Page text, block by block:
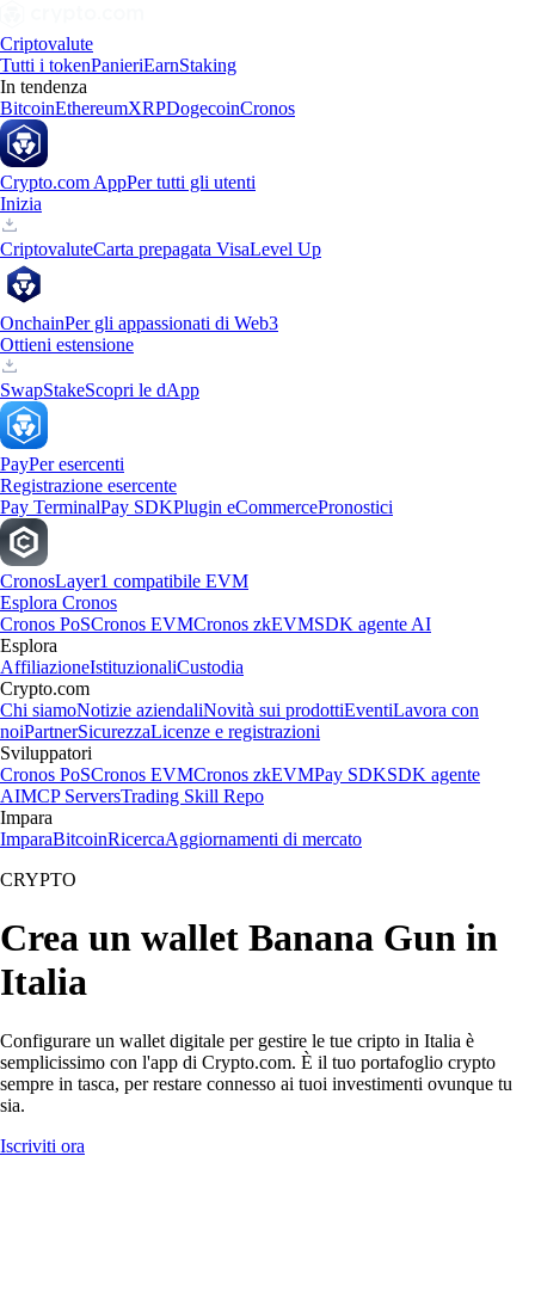
Criptovalute
Tutti i tokenPanieriEarnStaking
In tendenza
BitcoinEthereumXRPDogecoinCronos
Crypto.com AppPer tutti gli utenti
Inizia
CriptovaluteCarta prepagata VisaLevel Up
OnchainPer gli appassionati di Web3
Ottieni estensione
SwapStakeScopri le dApp
PayPer esercenti
Registrazione esercente
Pay TerminalPay SDKPlugin eCommercePronostici
CronosLayer1 compatibile EVM
Esplora Cronos
Cronos PoSCronos EVMCronos zkEVMSDK agente AI
Esplora
AffiliazioneIstituzionaliCustodia
Crypto.com
Chi siamoNotizie aziendaliNovità sui prodottiEventiLavora con
noiPartnerSicurezzaLicenze e registrazioni
Sviluppatori
Cronos PoSCronos EVMCronos zkEVMPay SDKSDK agente
AIMCP ServersTrading Skill Repo
Impara
ImparaBitcoinRicercaAggiornamenti di mercato
CRYPTO
Crea un wallet Banana Gun in
Italia
Configurare un wallet digitale per gestire le tue cripto in Italia è
semplicissimo con l'app di Crypto.com. È il tuo portafoglio crypto
sempre in tasca, per restare connesso ai tuoi investimenti ovunque tu
sia.
Iscriviti ora